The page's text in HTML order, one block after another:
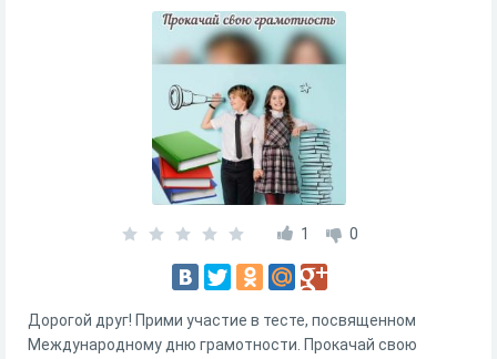
1 0
Дорогой друг! Прими участие в тесте, посвященном
Международному дню грамотности. Прокачай свою